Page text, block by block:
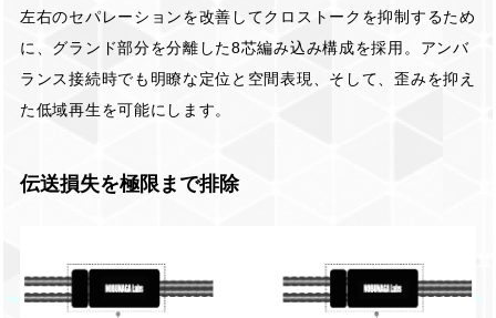
左右のセパレーションを改善してクロストークを抑制するため
に、グランド部分を分離した8芯編み込み構成を採用。アンバ
ランス接続時でも明瞭な定位と空間表現、そして、歪みを抑え
た低域再生を可能にします。
伝送損失を極限まで排除